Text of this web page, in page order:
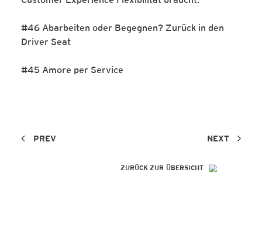
#46 Abarbeiten oder Begegnen? Zurück in den
Driver Seat
#45 Amore per Service
PREV NEXT
ZURÜCK ZUR ÜBERSICHT